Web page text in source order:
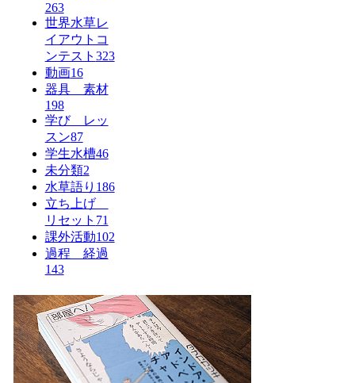
263
世界水草レ
イアウトコ
ンテスト 323
動画16
器具 素材
198
学び レッ
スン87
学生水槽46
未分類2
水草語り 186
立ち上げ
リセット 71
課外活動102
過程 経過
143